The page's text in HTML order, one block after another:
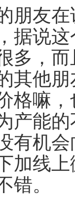
朋友
据说
多，
其他
格嘛
产能
有机
加线
。